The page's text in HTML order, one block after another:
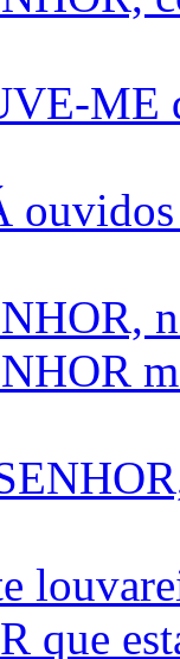
ME
ouvidos
que